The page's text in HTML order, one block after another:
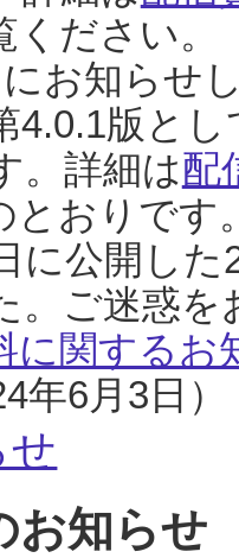
ください。
お知らせ
4.0.1版と
。詳細は配
とおりです
に公開し
。ご迷惑
に関するお
年6月3日）
せ
お知らせ